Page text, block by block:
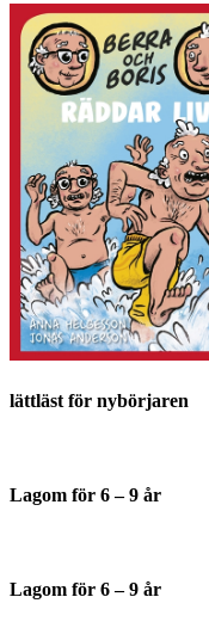
lättläst för nybörjaren
Lagom för 6 – 9 år
Lagom för 6 – 9 år